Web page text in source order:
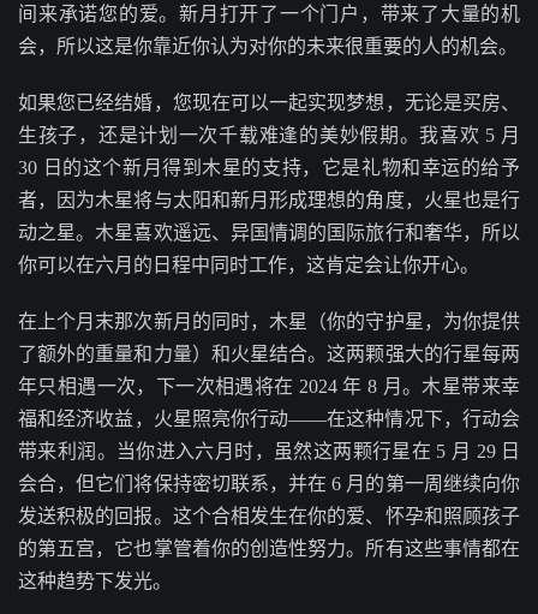
间来承诺您的爱。新月打开了一个门户，带来了大量的机
会，所以这是你靠近你认为对你的未来很重要的人的机会。
如果您已经结婚，您现在可以一起实现梦想，无论是买房、
生孩子，还是计划一次千载难逢的美妙假期。我喜欢 5 月
30 日的这个新月得到木星的支持，它是礼物和幸运的给予
者，因为木星将与太阳和新月形成理想的角度，火星也是行
动之星。木星喜欢遥远、异国情调的国际旅行和奢华，所以
你可以在六月的日程中同时工作，这肯定会让你开心。
在上个月末那次新月的同时，木星（你的守护星，为你提供
了额外的重量和力量）和火星结合。这两颗强大的行星每两
年只相遇一次，下一次相遇将在 2024 年 8 月。木星带来幸
福和经济收益，火星照亮你行动——在这种情况下，行动会
带来利润。当你进入六月时，虽然这两颗行星在 5 月 29 日
会合，但它们将保持密切联系，并在 6 月的第一周继续向你
发送积极的回报。这个合相发生在你的爱、怀孕和照顾孩子
的第五宫，它也掌管着你的创造性努力。所有这些事情都在
这种趋势下发光。